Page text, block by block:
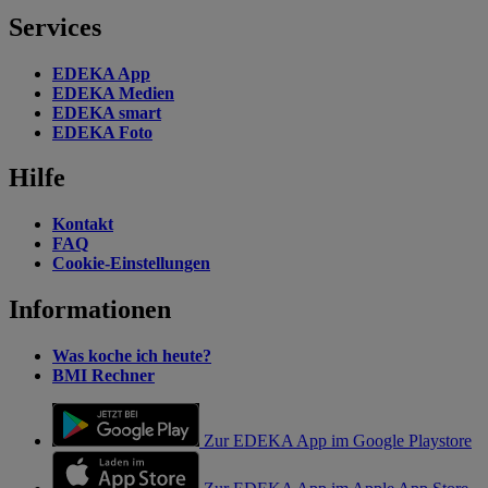
Services
EDEKA App
EDEKA Medien
EDEKA smart
EDEKA Foto
Hilfe
Kontakt
FAQ
Cookie-Einstellungen
Informationen
Was koche ich heute?
BMI Rechner
Zur EDEKA App im Google Playstore